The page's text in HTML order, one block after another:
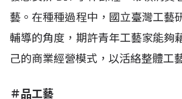
藝。在種種過程中，國立臺灣工藝
輔導的角度，期許青年工藝家能夠
己的商業經營模式，以活絡整體工
＃品工藝